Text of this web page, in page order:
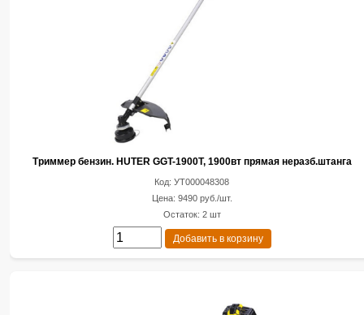
Триммер бензин. HUTER GGT-1900T, 1900вт прямая неразб.штанга
Код: УТ000048308
Цена: 9490 руб./шт.
Остаток: 2 шт
Добавить в корзину